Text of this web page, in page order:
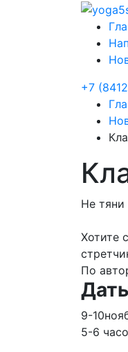
+7
Не тяни
Хотите
По
9-
5-6